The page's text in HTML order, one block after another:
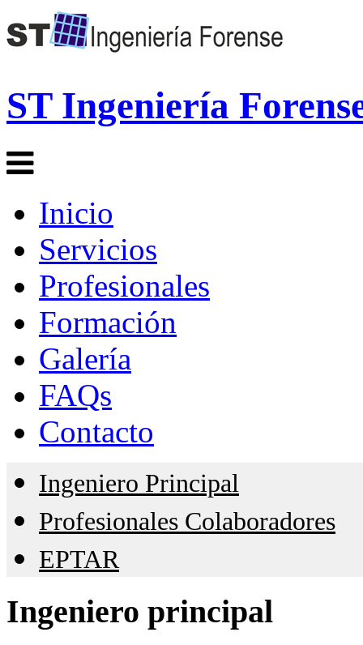
ST Ingeniería
Inicio
Servicios
Profesionales
Formación
Galería
FAQs
Contacto
Ingeniero Principal
Profesionales Colaboradores
EPTAR
Ingeniero principal